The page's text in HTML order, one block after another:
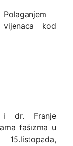
Polaganjem
vijenaca kod
i dr. Franje
fašizma u